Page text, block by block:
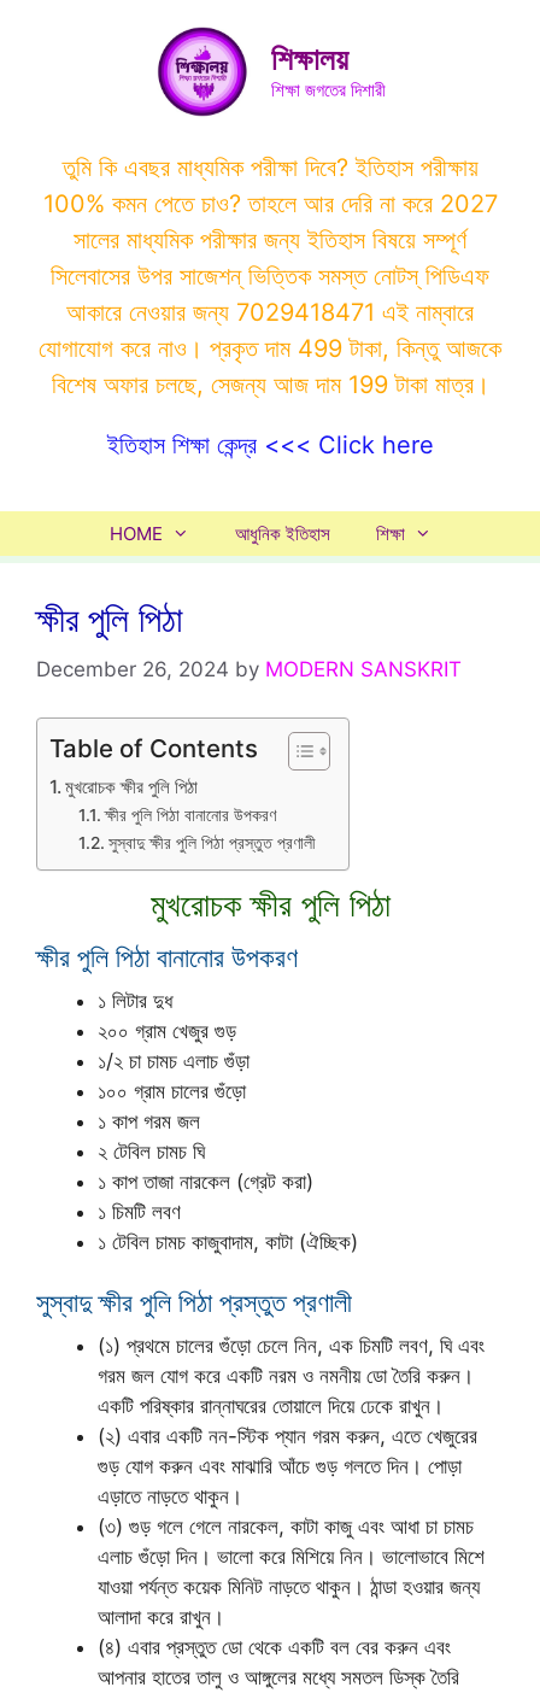
শিক্ষালয়
শিক্ষা জগতের দিশারী
তুমি কি এবছর মাধ্যমিক পরীক্ষা দিবে? ইতিহাস পরীক্ষায়
100% কমন পেতে চাও? তাহলে আর দেরি না করে 2027
সালের মাধ্যমিক পরীক্ষার জন্য ইতিহাস বিষয়ে সম্পূর্ণ
সিলেবাসের উপর সাজেশন্ ভিত্তিক সমস্ত নোটস্ পিডিএফ
আকারে নেওয়ার জন্য 7029418471 এই নাম্বারে
যোগাযোগ করে নাও। প্রকৃত দাম 499 টাকা, কিন্তু আজকে
বিশেষ অফার চলছে, সেজন্য আজ দাম 199 টাকা মাত্র।
ইতিহাস শিক্ষা কেন্দ্র <<< Click here
HOME আধুনিক ইতিহাস শিক্ষা
ক্ষীর পুলি পিঠা
December 26, 2024 by MODERN SANSKRIT
Table of Contents
মুখরোচক ক্ষীর পুলি পিঠা
ক্ষীর পুলি পিঠা বানানোর উপকরণ
সুস্বাদু ক্ষীর পুলি পিঠা প্রস্তুত প্রণালী
মুখরোচক ক্ষীর পুলি পিঠা
ক্ষীর পুলি পিঠা বানানোর উপকরণ
১ লিটার দুধ
২০০ গ্রাম খেজুর গুড়
১/২ চা চামচ এলাচ গুঁড়া
১০০ গ্রাম চালের গুঁড়ো
১ কাপ গরম জল
২ টেবিল চামচ ঘি
১ কাপ তাজা নারকেল (গ্রেট করা)
১ চিমটি লবণ
১ টেবিল চামচ কাজুবাদাম, কাটা (ঐচ্ছিক)
সুস্বাদু ক্ষীর পুলি পিঠা প্রস্তুত প্রণালী
(১) প্রথমে চালের গুঁড়ো চেলে নিন, এক চিমটি লবণ, ঘি এবং
গরম জল যোগ করে একটি নরম ও নমনীয় ডো তৈরি করুন।
একটি পরিষ্কার রান্নাঘরের তোয়ালে দিয়ে ঢেকে রাখুন।
(২) এবার একটি নন-স্টিক প্যান গরম করুন, এতে খেজুরের
গুড় যোগ করুন এবং মাঝারি আঁচে গুড় গলতে দিন। পোড়া
এড়াতে নাড়তে থাকুন।
(৩) গুড় গলে গেলে নারকেল, কাটা কাজু এবং আধা চা চামচ
এলাচ গুঁড়ো দিন। ভালো করে মিশিয়ে নিন। ভালোভাবে মিশে
যাওয়া পর্যন্ত কয়েক মিনিট নাড়তে থাকুন। ঠান্ডা হওয়ার জন্য
আলাদা করে রাখুন।
(৪) এবার প্রস্তুত ডো থেকে একটি বল বের করুন এবং
আপনার হাতের তালু ও আঙ্গুলের মধ্যে সমতল ডিস্ক তৈরি